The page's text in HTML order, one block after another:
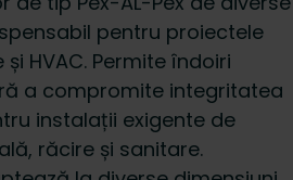
pentru proiectele
HVAC. Permite îndoiri
a compromite integritatea
instalații exigente de
răcire și sanitare.